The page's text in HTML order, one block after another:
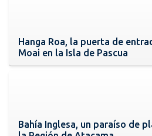
Hanga Roa, la puerta de
Moai en la Isla de Pascua
Bahía Inglesa, un paraíso de